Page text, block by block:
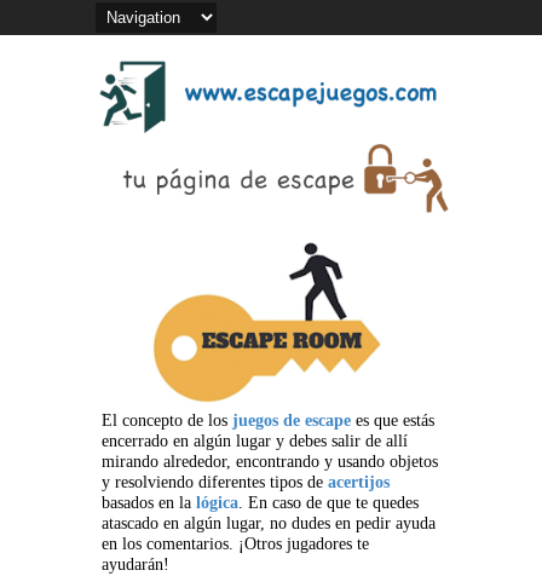
El concepto de los juegos de escape es que estás
encerrado en algún lugar y debes salir de allí
mirando alrededor, encontrando y usando objetos
y resolviendo diferentes tipos de acertijos
basados en la lógica. En caso de que te quedes
atascado en algún lugar, no dudes en pedir ayuda
en los comentarios. ¡Otros jugadores te
ayudarán!